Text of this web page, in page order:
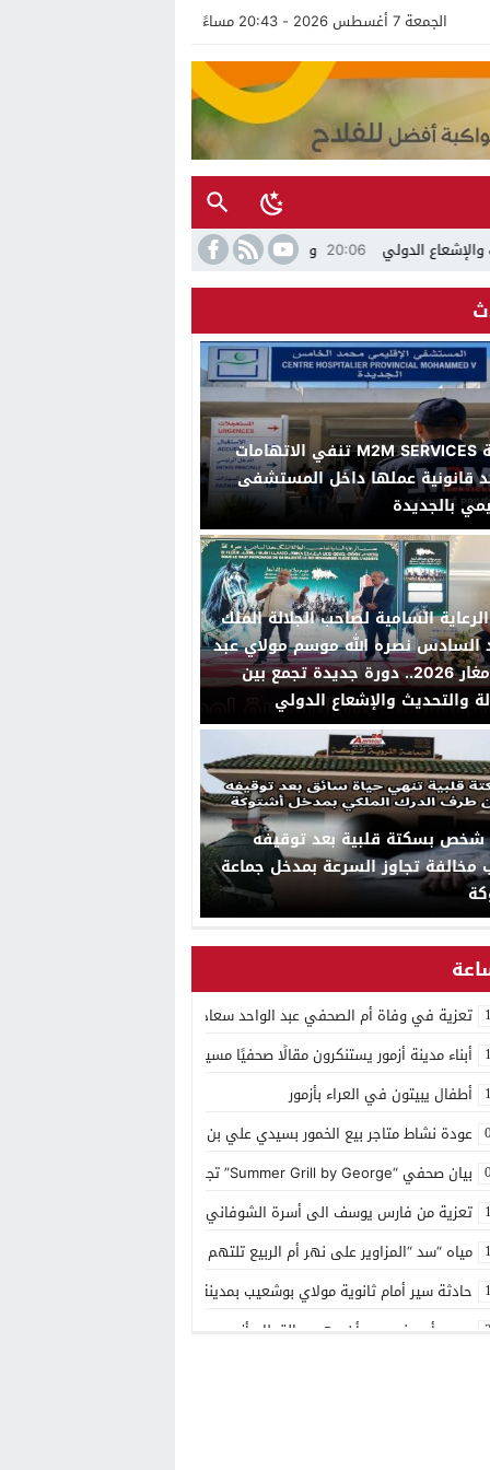
الجمعة 7 أغسطس 2026 - 20:43 مساءً
20:06 وفاة شخص بسكتة قلبية بعد توقيفه بسبب مخالفة تجاوز
شركة M2M SERVICES تنفي الاتهامات
قانونية عملها داخل المستشفى
بالجديدة
السامية لصاحب الجلالة الملك
السادس نصره الله موسم مولاي عبد
الله أمغار 2026.. دورة جديدة تجمع بين
والتحديث والإشعاع الدولي
شخص بسكتة قلبية بعد توقيفه
مخالفة تجاوز السرعة بمدخل جماعة
تعزية في وفاة أم الصحفي عبد الواحد سعادي
أبناء مدينة أزمور يستنكرون مقالًا صحفيًا مسيئًا إلى مدينتهم
أطفال يبيتون في العراء بأزمور
عودة نشاط متاجر بيع الخمور بسيدي علي بن حمدوش يخلف استياء كبير
بيان صحفي “Summer Grill by George” تجربة ذوقية موسمية جديدة بمنتجع مازغان
تعزية من فارس يوسف الى أسرة الشوفاني بأزمور
مياه “سد “المزاوير على نهر أم الربيع تلتهم قاصر
حادثة سير أمام ثانوية مولاي بوشعيب بمدينة أزمور
مصرع أربعيني بعد أن دهسه القطار بأزمور